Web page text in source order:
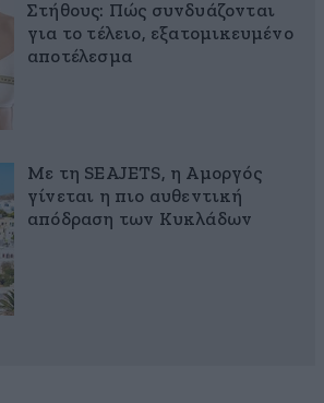
Στήθους: Πώς συνδυάζονται
για το τέλειο, εξατομικευμένο
αποτέλεσμα
Με τη SEAJETS, η Αμοργός
γίνεται η πιο αυθεντική
απόδραση των Κυκλάδων